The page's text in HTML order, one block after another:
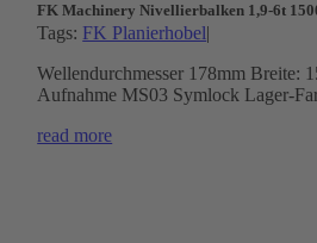
FK Machinery Nivellierbalken 1,9-6t
Tags: FK Planierhobel|
Wellendurchmesser 178mm Breite:
Aufnahme MS03 Symlock Lager-
read more